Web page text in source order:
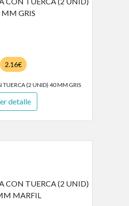
2.16€
TUERCA (2 UNID) 40 MM GRIS
detalle